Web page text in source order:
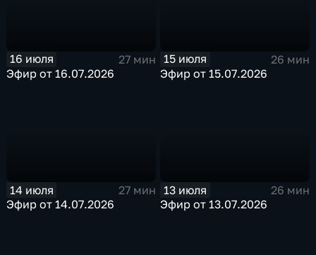
16 июля
27 мин
Эфир от 16.07.2026
15 июля
26 мин
Эфир от 15.07.2026
14 июля
27 мин
Эфир от 14.07.2026
13 июля
26 мин
Эфир от 13.07.2026